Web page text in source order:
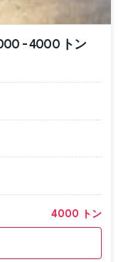
- 4000 トン
4000 トン